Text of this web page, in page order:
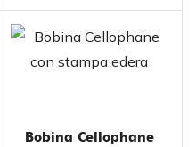
Bobina Cellophane